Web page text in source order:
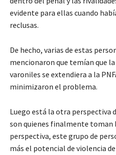
evidente para ellas cuando
reclusas.
De hecho, varias de estas
mencionaron que temían que
varoniles se extendiera a la
minimizaron el problema.
Luego está la otra perspectiva
son quienes finalmente toman
perspectiva, este grupo de
más el potencial de violencia